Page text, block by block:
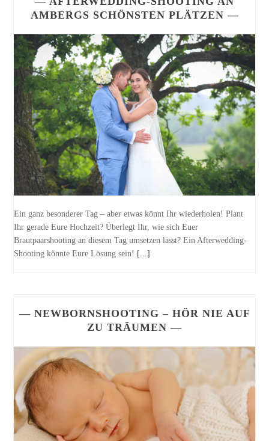
AMBERGS SCHÖNSTEN PLÄTZEN —
Ein ganz besonderer Tag – aber etwas könnt Ihr wiederholen! Plant
Ihr gerade Eure Hochzeit? Überlegt Ihr, wie sich Euer
Brautpaarshooting an diesem Tag umsetzen lässt? Ein Afterwedding-
Shooting könnte Eure Lösung sein! [...]
— NEWBORNSHOOTING – HÖR NIE AUF
ZU TRÄUMEN —